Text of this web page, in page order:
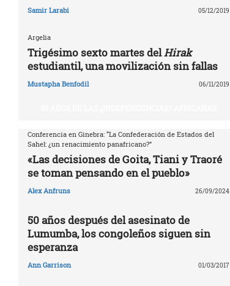
Samir Larabi 05/12/2019
Argelia
Trigésimo sexto martes delHirak
estudiantil, una movilización sin fallas
Mustapha Benfodil 06/11/2019
Conferencia en Ginebra: “La Confederación de Estados del
Sahel: ¿un renacimiento panafricano?”
«Las decisiones de Goita, Tiani y Traoré
se toman pensando en el pueblo»
Alex Anfruns 26/09/2024
50 años después del asesinato de
Lumumba, los congoleños siguen sin
esperanza
Ann Garrison 01/03/2017